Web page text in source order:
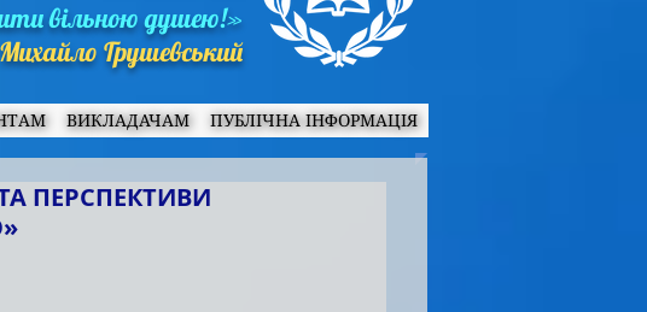
вільною душею!»
Михайло Грушевський
ВИКЛАДАЧАМ ПУБЛІЧНА ІНФОРМАЦІЯ
ПЕРСПЕКТИВИ